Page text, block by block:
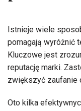
Istnieje wiele
pomagają wyróżnić
Kluczowe jest
reputację marki.
zwiększyć zaufanie
Oto kilka